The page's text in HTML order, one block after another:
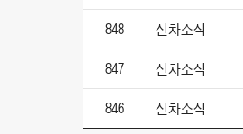
848 신차소식
847 신차소식
846 신차소식